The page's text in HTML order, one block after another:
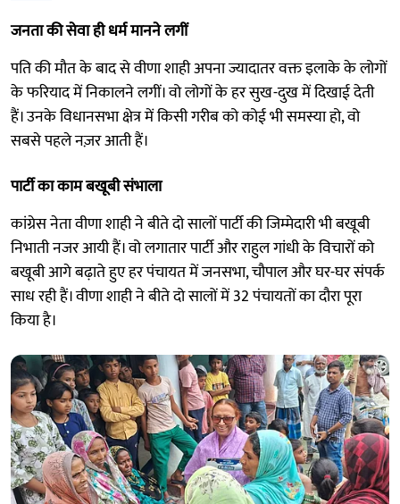
जनता की सेवा ही धर्म मानने लगीं
पति की मौत के बाद से वीणा शाही अपना ज्यादातर वक्त इलाके के लोगों
के फरियाद में निकालने लगीं। वो लोगों के हर सुख-दुख में दिखाई देती
हैं। उनके विधानसभा क्षेत्र में किसी गरीब को कोई भी समस्या हो, वो
सबसे पहले नज़र आती हैं।
पार्टी का काम बखूबी संभाला
कांग्रेस नेता वीणा शाही ने बीते दो सालों पार्टी की जिम्मेदारी भी बखूबी
निभाती नजर आयी हैं। वो लगातार पार्टी और राहुल गांधी के विचारों को
बखूबी आगे बढ़ाते हुए हर पंचायत में जनसभा, चौपाल और घर-घर संपर्क
साध रही हैं। वीणा शाही ने बीते दो सालों में 32 पंचायतों का दौरा पूरा
किया है।